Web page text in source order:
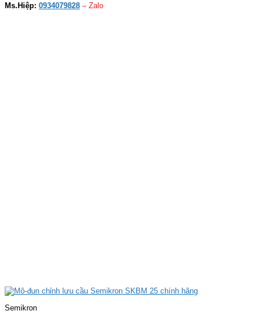
Ms.Hiệp: 0934079828 – Zalo
Semikron